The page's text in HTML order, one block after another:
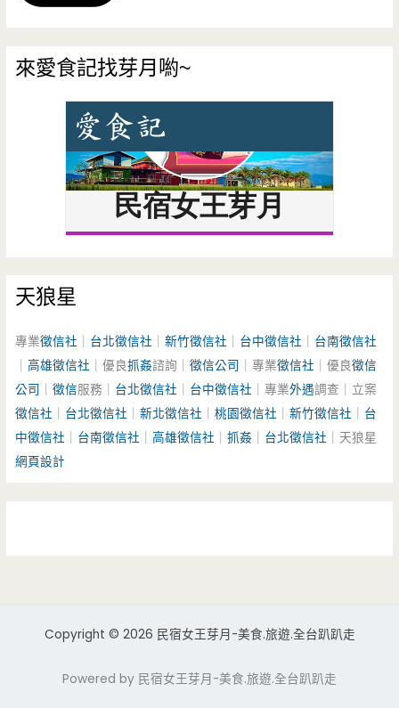
來愛食記找芽月喲~
天狼星
專業徵信社 台北徵信社 ｜新竹徵信社 台中徵信社
台南徵信社
｜高雄徵信社 ｜優良抓姦諮詢｜徵信公司 ｜專業徵信社 ｜優良徵信
公司
｜徵信服務｜ 台北徵信社 台中徵信社 ｜專業外遇調查｜立案
徵信社
台北徵信社 ｜新北徵信社 ｜桃園徵信社 ｜新竹徵信社
台
中徵信社
台南徵信社 ｜高雄徵信社 ｜抓姦 台北徵信社 ｜天狼星
網頁設計
Copyright © 2026 民宿女王芽月-美食.旅遊.全台趴趴走
Powered by 民宿女王芽月-美食.旅遊.全台趴趴走